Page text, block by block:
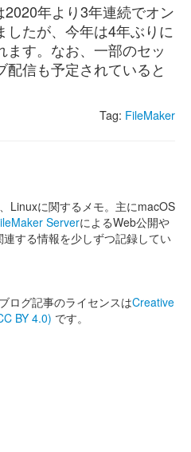
年より3年連続でオン
したが、今年は4年ぶりに
ます。なお、一部のセッ
信も予定されていると
Tag: FileMaker
Linuxに関するメモ。主にmacOS
ServerによるWeb公開や
連する情報を少しずつ記録してい
ログ記事のライセンスはCreative
BY 4.0) です。